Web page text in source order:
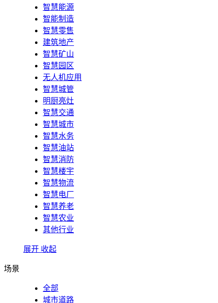
智慧能源
智能制造
智慧零售
建筑地产
智慧矿山
智慧园区
无人机应用
智慧城管
明厨亮灶
智慧交通
智慧城市
智慧水务
智慧油站
智慧消防
智慧楼宇
智慧物流
智慧电厂
智慧养老
智慧农业
其他行业
展开 收起
场景
全部
城市道路